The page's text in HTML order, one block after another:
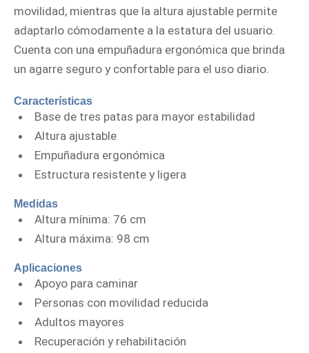
movilidad, mientras que la altura ajustable permite
adaptarlo cómodamente a la estatura del usuario.
Cuenta con una empuñadura ergonómica que brinda
un agarre seguro y confortable para el uso diario.
Características
Base de tres patas para mayor estabilidad
Altura ajustable
Empuñadura ergonómica
Estructura resistente y ligera
Medidas
Altura mínima: 76 cm
Altura máxima: 98 cm
Aplicaciones
Apoyo para caminar
Personas con movilidad reducida
Adultos mayores
Recuperación y rehabilitación